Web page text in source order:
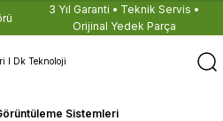
3 Yıl Garanti • Teknik Servis •
Orijinal Yedek Parça
Sistemleri